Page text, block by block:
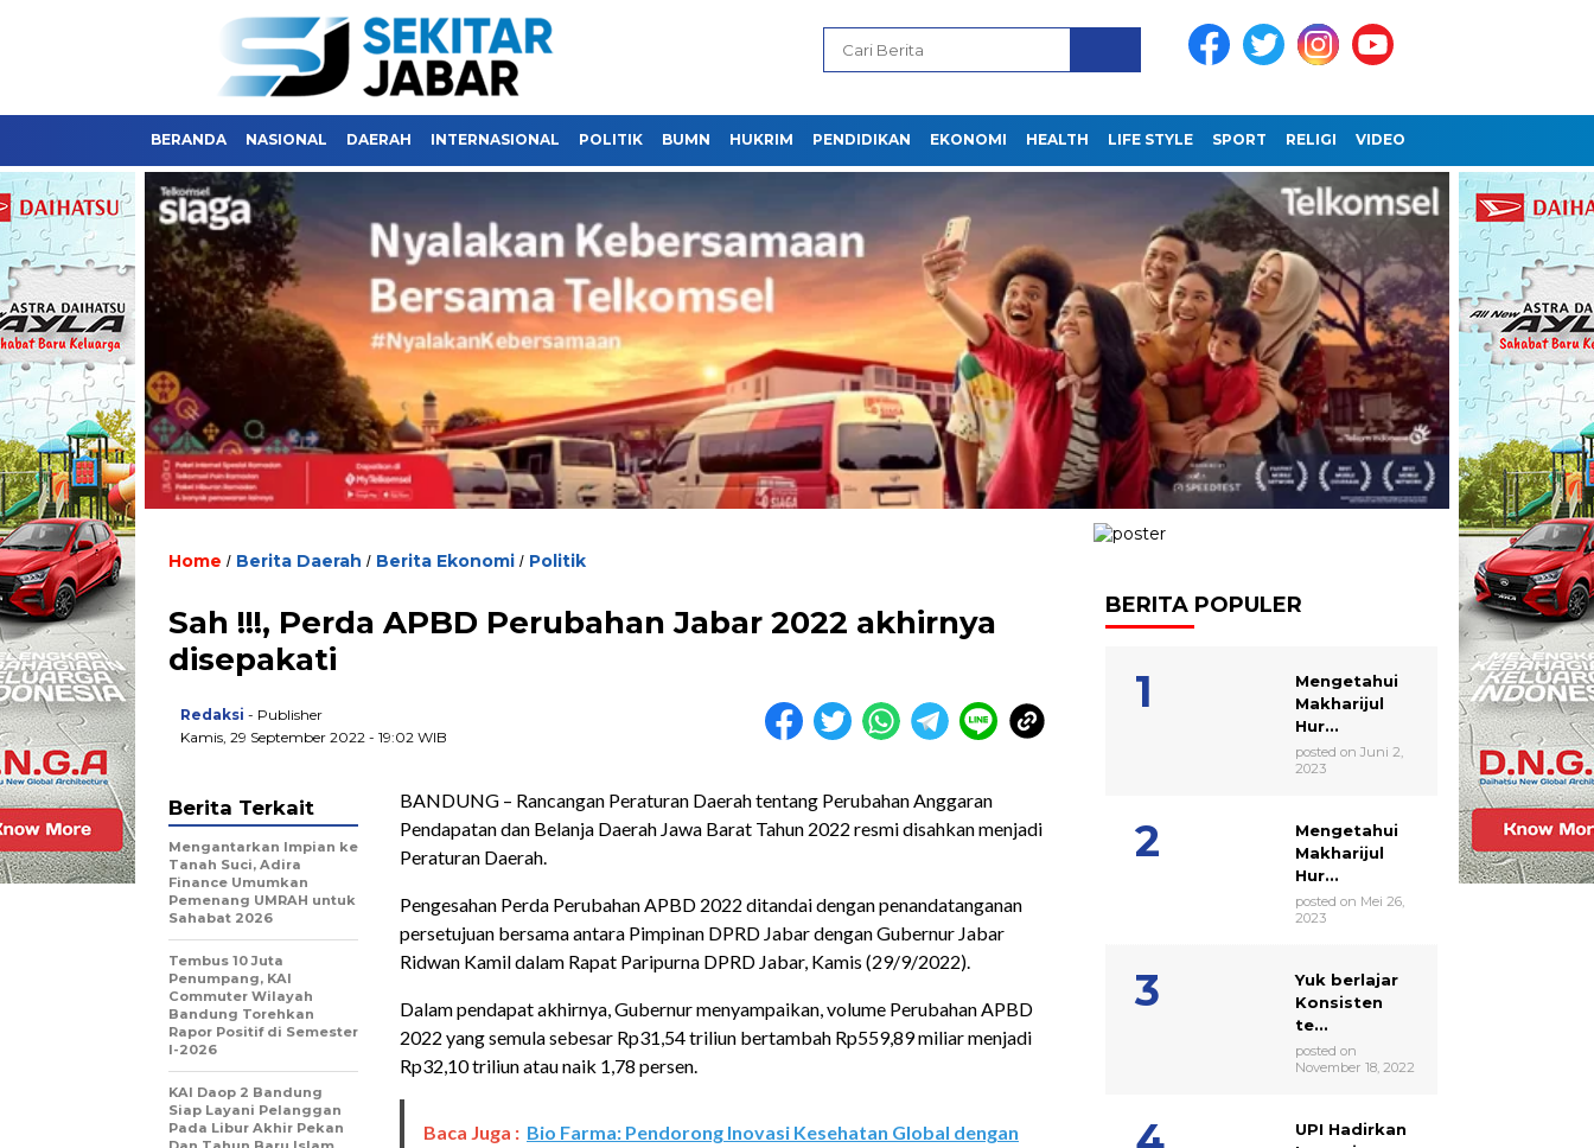
BERANDA NASIONAL DAERAH INTERNASIONAL POLITIK BUMN HUKRIM PENDIDIKAN EKONOMI HEALTH LIFE STYLE SPORT RELIGI VIDEO
Home / Berita Daerah / Berita Ekonomi / Politik
Sah !!!, Perda APBD Perubahan Jabar 2022 akhirnya
disepakati
Redaksi - Publisher
Kamis, 29 September 2022 - 19:02 WIB
BANDUNG – Rancangan Peraturan Daerah tentang Perubahan Anggaran
Pendapatan dan Belanja Daerah Jawa Barat Tahun 2022 resmi disahkan menjadi
Peraturan Daerah.
Pengesahan Perda Perubahan APBD 2022 ditandai dengan penandatanganan
persetujuan bersama antara Pimpinan DPRD Jabar dengan Gubernur Jabar
Ridwan Kamil dalam Rapat Paripurna DPRD Jabar, Kamis (29/9/2022).
Dalam pendapat akhirnya, Gubernur menyampaikan, volume Perubahan APBD
2022 yang semula sebesar Rp31,54 triliun bertambah Rp559,89 miliar menjadi
Rp32,10 triliun atau naik 1,78 persen.
Baca Juga : Bio Farma: Pendorong Inovasi Kesehatan Global dengan
Berita Terkait
Mengantarkan Impian ke
Tanah Suci, Adira
Finance Umumkan
Pemenang UMRAH untuk
Sahabat 2026
Tembus 10 Juta
Penumpang, KAI
Commuter Wilayah
Bandung Torehkan
Rapor Positif di Semester
I-2026
KAI Daop 2 Bandung
Siap Layani Pelanggan
Pada Libur Akhir Pekan
BERITA POPULER
Mengetahui
Makharijul
Hur...
posted on Juni 2,
2023
Mengetahui
Makharijul
Hur...
posted on Mei 26,
2023
Yuk berlajar
Konsisten
te...
posted on
November 18, 2022
UPI Hadirkan